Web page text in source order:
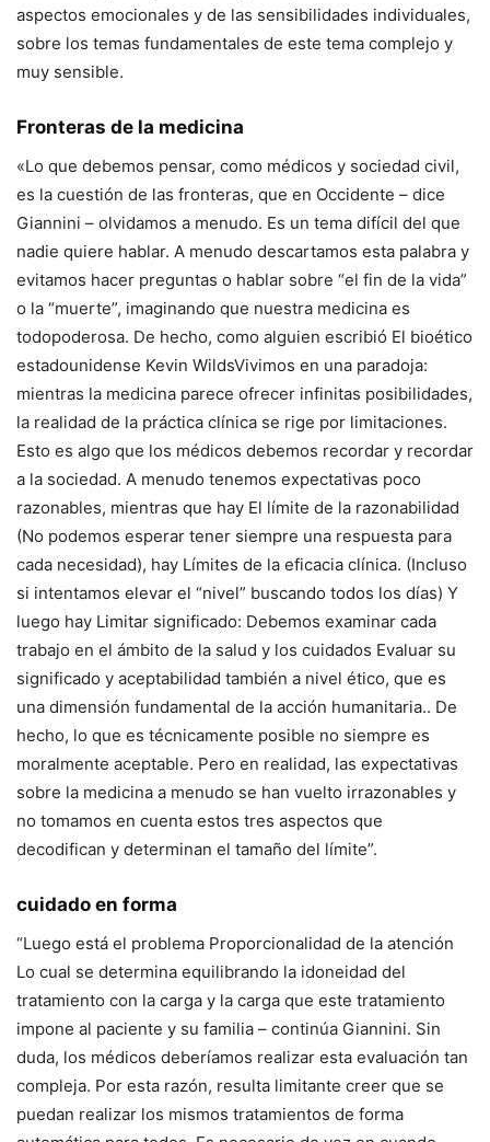
aspectos emocionales y de las sensibilidades individuales,
sobre los temas fundamentales de este tema complejo y
muy sensible.
Fronteras de la medicina
«Lo que debemos pensar, como médicos y sociedad civil,
es la cuestión de las fronteras, que en Occidente – dice
Giannini – olvidamos a menudo. Es un tema difícil del que
nadie quiere hablar. A menudo descartamos esta palabra y
evitamos hacer preguntas o hablar sobre “el fin de la vida”
o la “muerte”, imaginando que nuestra medicina es
todopoderosa. De hecho, como alguien escribió El bioético
estadounidense Kevin WildsVivimos en una paradoja:
mientras la medicina parece ofrecer infinitas posibilidades,
la realidad de la práctica clínica se rige por limitaciones.
Esto es algo que los médicos debemos recordar y recordar
a la sociedad. A menudo tenemos expectativas poco
razonables, mientras que hay El límite de la razonabilidad
(No podemos esperar tener siempre una respuesta para
cada necesidad), hay Límites de la eficacia clínica. (Incluso
si intentamos elevar el “nivel” buscando todos los días) Y
luego hay Limitar significado: Debemos examinar cada
trabajo en el ámbito de la salud y los cuidados Evaluar su
significado y aceptabilidad también a nivel ético, que es
una dimensión fundamental de la acción humanitaria.. De
hecho, lo que es técnicamente posible no siempre es
moralmente aceptable. Pero en realidad, las expectativas
sobre la medicina a menudo se han vuelto irrazonables y
no tomamos en cuenta estos tres aspectos que
decodifican y determinan el tamaño del límite”.
cuidado en forma
“Luego está el problema Proporcionalidad de la atención
Lo cual se determina equilibrando la idoneidad del
tratamiento con la carga y la carga que este tratamiento
impone al paciente y su familia – continúa Giannini. Sin
duda, los médicos deberíamos realizar esta evaluación tan
compleja. Por esta razón, resulta limitante creer que se
puedan realizar los mismos tratamientos de forma